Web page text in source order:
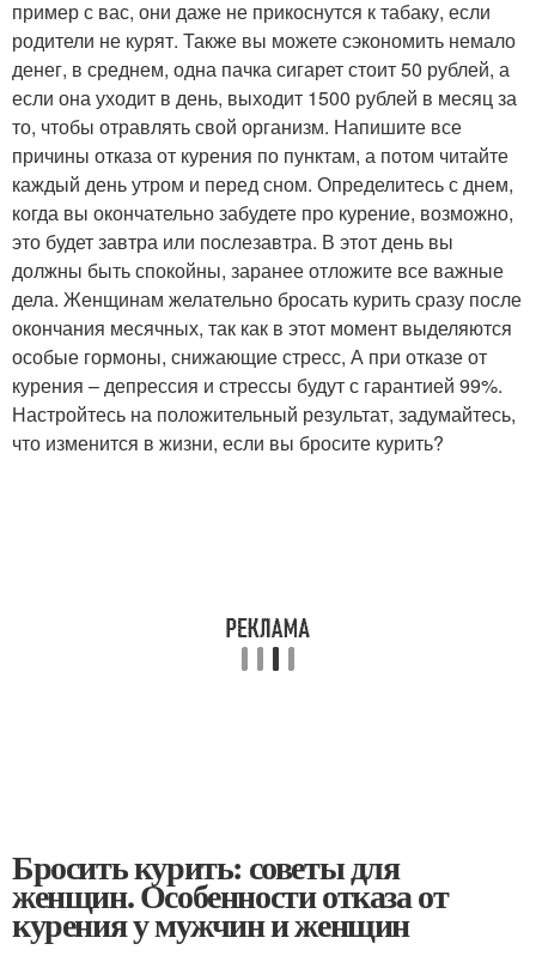
пример с вас, они даже не прикоснутся к табаку, если
родители не курят. Также вы можете сэкономить немало
денег, в среднем, одна пачка сигарет стоит 50 рублей, а
если она уходит в день, выходит 1500 рублей в месяц за
то, чтобы отравлять свой организм. Напишите все
причины отказа от курения по пунктам, а потом читайте
каждый день утром и перед сном. Определитесь с днем,
когда вы окончательно забудете про курение, возможно,
это будет завтра или послезавтра. В этот день вы
должны быть спокойны, заранее отложите все важные
дела. Женщинам желательно бросать курить сразу после
окончания месячных, так как в этот момент выделяются
особые гормоны, снижающие стресс, А при отказе от
курения – депрессия и стрессы будут с гарантией 99%.
Настройтесь на положительный результат, задумайтесь,
что изменится в жизни, если вы бросите курить?
Бросить курить: советы для
женщин. Особенности отказа от
курения у мужчин и женщин